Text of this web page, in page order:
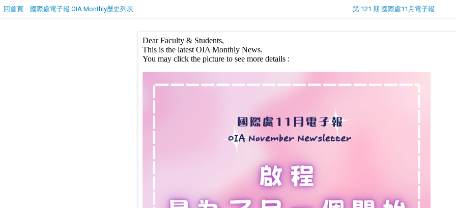
回首頁 國際處電子報 OIA Monthly歷史列表 第 121 期 國際處11月電子報